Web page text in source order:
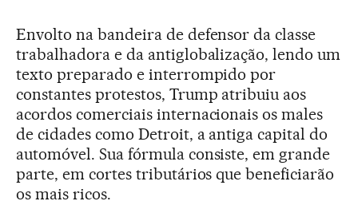
Envolto na bandeira de defensor da classe
trabalhadora e da antiglobalização, lendo um
texto preparado e interrompido por
constantes protestos, Trump atribuiu aos
acordos comerciais internacionais os males
de cidades como Detroit, a antiga capital do
automóvel. Sua fórmula consiste, em grande
parte, em cortes tributários que beneficiarão
os mais ricos.